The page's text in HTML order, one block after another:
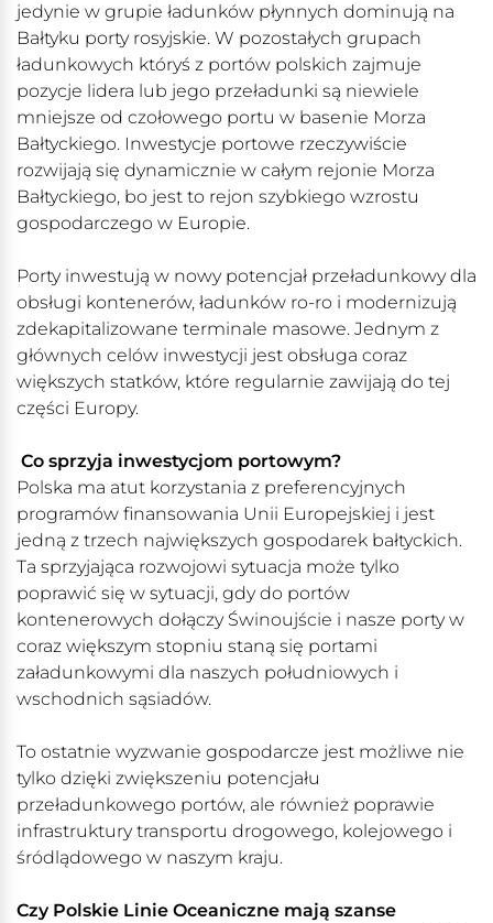
jedynie w grupie ładunków płynnych dominują na
Bałtyku porty rosyjskie. W pozostałych grupach
ładunkowych któryś z portów polskich zajmuje
pozycje lidera lub jego przeładunki są niewiele
mniejsze od czołowego portu w basenie Morza
Bałtyckiego. Inwestycje portowe rzeczywiście
rozwijają się dynamicznie w całym rejonie Morza
Bałtyckiego, bo jest to rejon szybkiego wzrostu
gospodarczego w Europie.
Porty inwestują w nowy potencjał przeładunkowy dla
obsługi kontenerów, ładunków ro-ro i modernizują
zdekapitalizowane terminale masowe. Jednym z
głównych celów inwestycji jest obsługa coraz
większych statków, które regularnie zawijają do tej
części Europy.
Co sprzyja inwestycjom portowym?
Polska ma atut korzystania z preferencyjnych
programów finansowania Unii Europejskiej i jest
jedną z trzech największych gospodarek bałtyckich.
Ta sprzyjająca rozwojowi sytuacja może tylko
poprawić się w sytuacji, gdy do portów
kontenerowych dołączy Świnoujście i nasze porty w
coraz większym stopniu staną się portami
załadunkowymi dla naszych południowych i
wschodnich sąsiadów.
To ostatnie wyzwanie gospodarcze jest możliwe nie
tylko dzięki zwiększeniu potencjału
przeładunkowego portów, ale również poprawie
infrastruktury transportu drogowego, kolejowego i
śródlądowego w naszym kraju.
Czy Polskie Linie Oceaniczne mają szanse